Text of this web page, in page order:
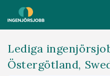
Lediga
Östergötland,